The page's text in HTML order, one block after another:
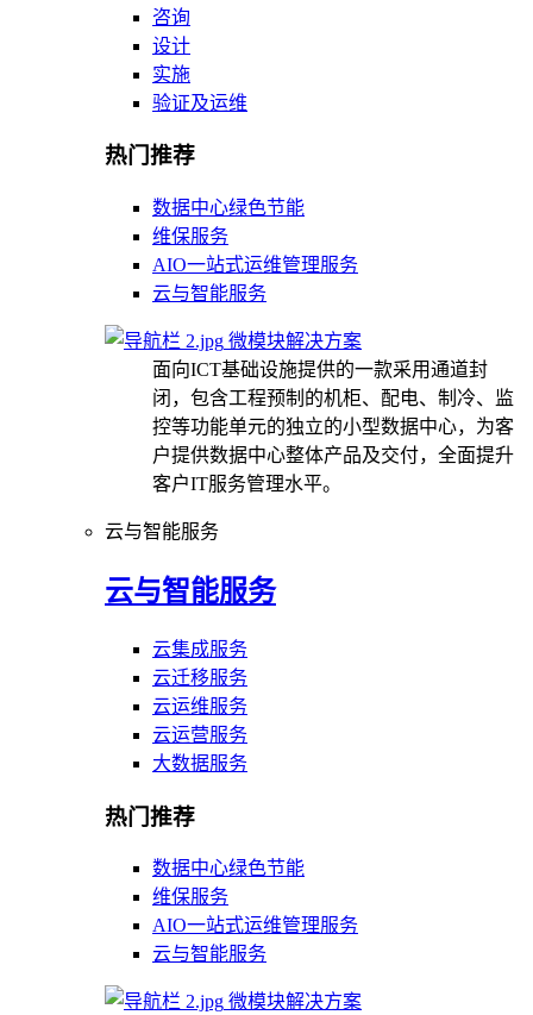
咨询
设计
实施
验证及运维
热门推荐
数据中心绿色节能
维保服务
AIO一站式运维管理服务
云与智能服务
微模块解决方案
面向ICT基础设施提供的一款采用通道封
闭，包含工程预制的机柜、配电、制冷、监
控等功能单元的独立的小型数据中心，为客
户提供数据中心整体产品及交付，全面提升
客户IT服务管理水平。
云与智能服务
云与智能服务
云集成服务
云迁移服务
云运维服务
云运营服务
大数据服务
热门推荐
数据中心绿色节能
维保服务
AIO一站式运维管理服务
云与智能服务
微模块解决方案